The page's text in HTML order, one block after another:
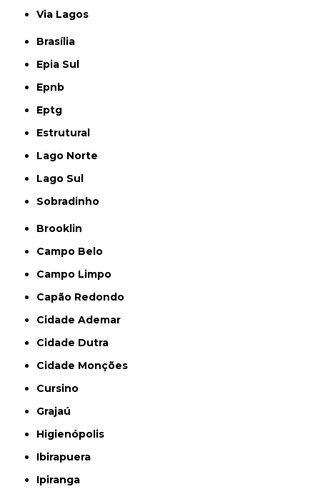
Via Lagos
Brasília
Epia Sul
Epnb
Eptg
Estrutural
Lago Norte
Lago Sul
Sobradinho
Brooklin
Campo Belo
Campo Limpo
Capão Redondo
Cidade Ademar
Cidade Dutra
Cidade Monções
Cursino
Grajaú
Higienópolis
Ibirapuera
Ipiranga